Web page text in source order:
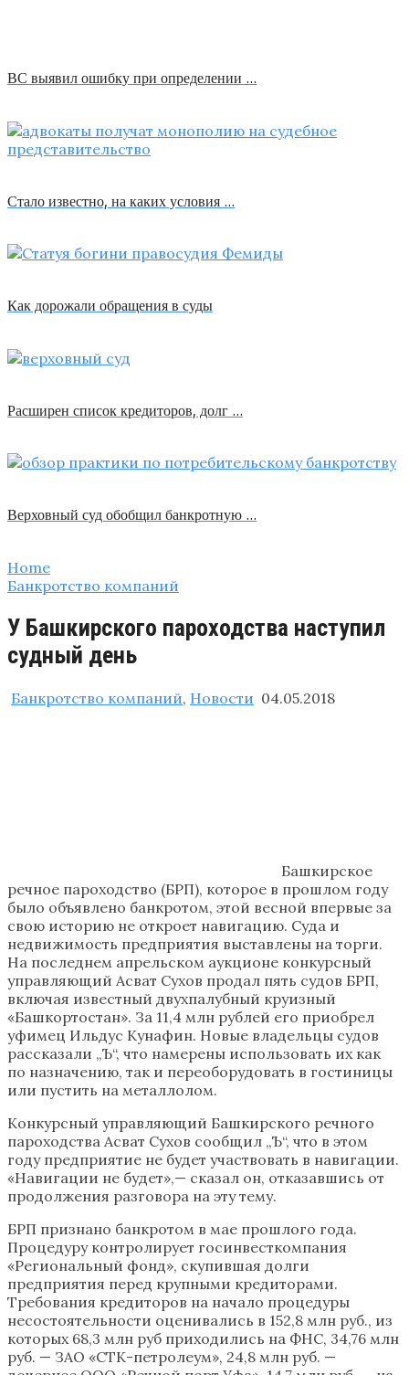
ВС выявил ошибку при определении …
Стало известно, на каких условия …
Как дорожали обращения в суды
Расширен список кредиторов, долг …
Верховный суд обобщил банкротную …
Home
Банкротство компаний
У Башкирского пароходства наступил
судный день
Банкротство компаний, Новости 04.05.2018
Башкирское
речное пароходство (БРП), которое в прошлом году
было объявлено банкротом, этой весной впервые за
свою историю не откроет навигацию. Суда и
недвижимость предприятия выставлены на торги.
На последнем апрельском аукционе конкурсный
управляющий Асват Сухов продал пять судов БРП,
включая известный двухпалубный круизный
«Башкортостан». За 11,4 млн рублей его приобрел
уфимец Ильдус Кунафин. Новые владельцы судов
рассказали „Ъ“, что намерены использовать их как
по назначению, так и переоборудовать в гостиницы
или пустить на металлолом.
Конкурсный управляющий Башкирского речного
пароходства Асват Сухов сообщил „Ъ“, что в этом
году предприятие не будет участвовать в навигации.
«Навигации не будет»,— сказал он, отказавшись от
продолжения разговора на эту тему.
БРП признано банкротом в мае прошлого года.
Процедуру контролирует госинвесткомпания
«Региональный фонд», скупившая долги
предприятия перед крупными кредиторами.
Требования кредиторов на начало процедуры
несостоятельности оценивались в 152,8 млн руб., из
которых 68,3 млн руб приходились на ФНС, 34,76 млн
руб. — ЗАО «СТК-петролеум», 24,8 млн руб. —